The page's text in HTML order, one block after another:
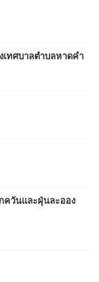
ทศบาลตำบลหาดคำ
วันและฝุ่นละออง